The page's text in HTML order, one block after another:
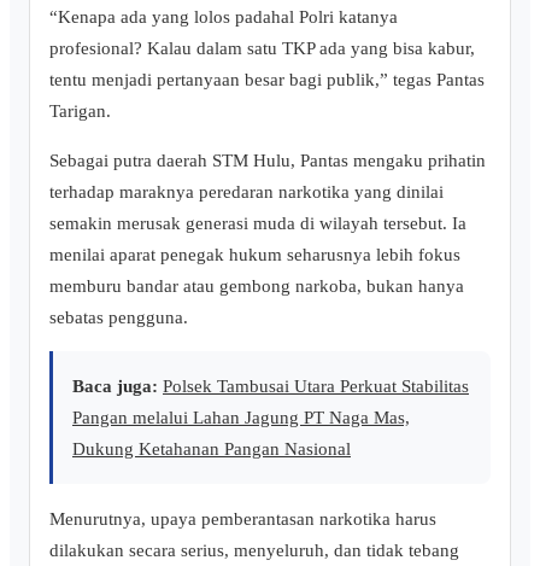
“Kenapa ada yang lolos padahal Polri katanya
profesional? Kalau dalam satu TKP ada yang bisa kabur,
tentu menjadi pertanyaan besar bagi publik,” tegas Pantas
Tarigan.
Sebagai putra daerah STM Hulu, Pantas mengaku prihatin
terhadap maraknya peredaran narkotika yang dinilai
semakin merusak generasi muda di wilayah tersebut. Ia
menilai aparat penegak hukum seharusnya lebih fokus
memburu bandar atau gembong narkoba, bukan hanya
sebatas pengguna.
Baca juga: Polsek Tambusai Utara Perkuat Stabilitas
Pangan melalui Lahan Jagung PT Naga Mas,
Dukung Ketahanan Pangan Nasional
Menurutnya, upaya pemberantasan narkotika harus
dilakukan secara serius, menyeluruh, dan tidak tebang